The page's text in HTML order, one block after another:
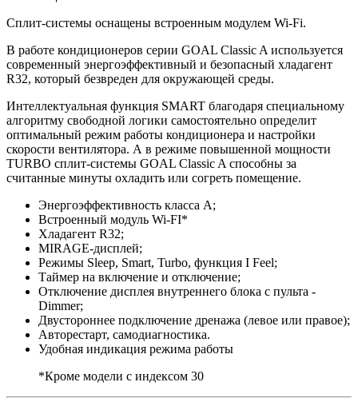
Сплит-системы оснащены встроенным модулем Wi-Fi.
В работе кондиционеров серии GOAL Classic A используется
современный энергоэффективный и безопасный хладагент
R32, который безвреден для окружающей среды.
Интеллектуальная функция SMART благодаря специальному
алгоритму свободной логики самостоятельно определит
оптимальный режим работы кондиционера и настройки
скорости вентилятора. А в режиме повышенной мощности
TURBO сплит-системы GOAL Classic A способны за
считанные минуты охладить или согреть помещение.
Энергоэффективность класса А;
Встроенный модуль Wi-FI*
Хладагент R32;
MIRAGE-дисплей;
Режимы Sleep, Smart, Turbo, функция I Feel;
Таймер на включение и отключение;
Отключение дисплея внутреннего блока с пульта -
Dimmer;
Двустороннее подключение дренажа (левое или правое);
Авторестарт, самодиагностика.
Удобная индикация режима работы
*Кроме модели с индексом 30